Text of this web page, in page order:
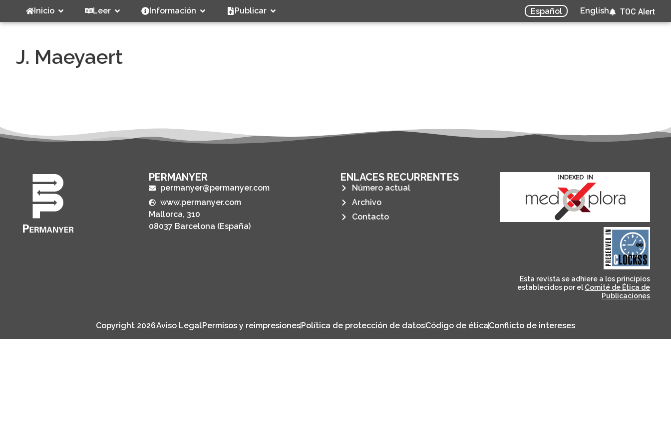
Inicio Leer Información Publicar Español English TOC Alert
J. Maeyaert
PERMANYER
permanyer@permanyer.com
www.permanyer.com
Mallorca, 310
08037 Barcelona (España)
ENLACES RECURRENTES
Número actual
Archivo
Contacto
CLOCKSS is a dak archive
that ensures the long-
term survival of web-
based scholary
publications, governed by
and for its stakeholders.
Esta revista se adhiere a los principios
establecidos por el Comité de Ética de
Publicaciones
Copyright 2026Aviso LegalPermisos y reimpresionesPolítica de protección de datosCódigo de éticaConflicto de intereses